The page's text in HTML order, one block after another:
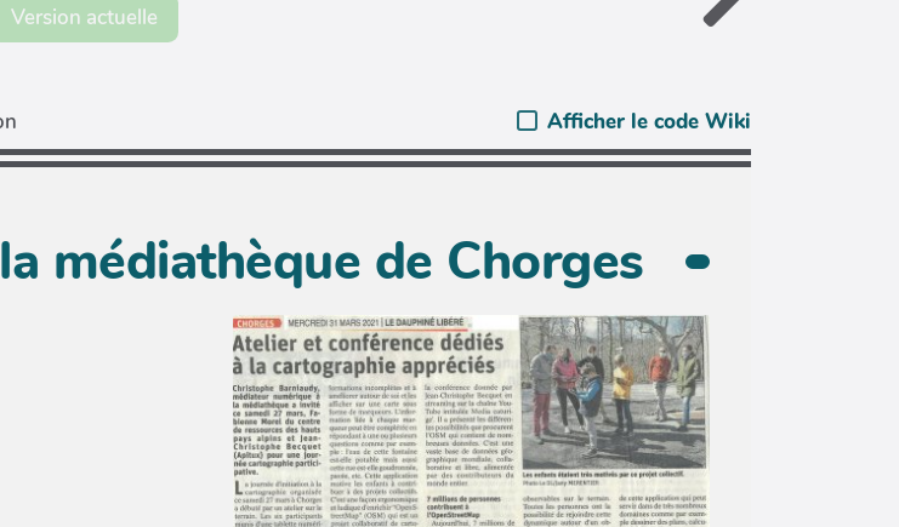
Version actuelle
Afficher le code Wiki
médiathèque de Chorges